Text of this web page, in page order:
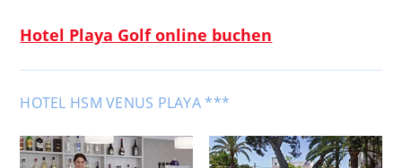
Hotel Playa Golf online buchen
HOTEL HSM VENUS PLAYA ***